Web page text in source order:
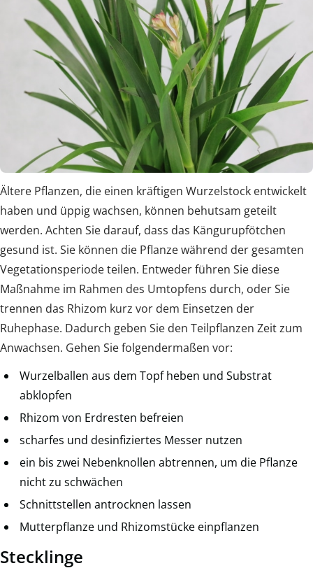
Ältere Pflanzen, die einen kräftigen Wurzelstock entwickelt
haben und üppig wachsen, können behutsam geteilt
werden. Achten Sie darauf, dass das Kängurupfötchen
gesund ist. Sie können die Pflanze während der gesamten
Vegetationsperiode teilen. Entweder führen Sie diese
Maßnahme im Rahmen des Umtopfens durch, oder Sie
trennen das Rhizom kurz vor dem Einsetzen der
Ruhephase. Dadurch geben Sie den Teilpflanzen Zeit zum
Anwachsen. Gehen Sie folgendermaßen vor:
Wurzelballen aus dem Topf heben und Substrat
abklopfen
Rhizom von Erdresten befreien
scharfes und desinfiziertes Messer nutzen
ein bis zwei Nebenknollen abtrennen, um die Pflanze
nicht zu schwächen
Schnittstellen antrocknen lassen
Mutterpflanze und Rhizomstücke einpflanzen
Stecklinge